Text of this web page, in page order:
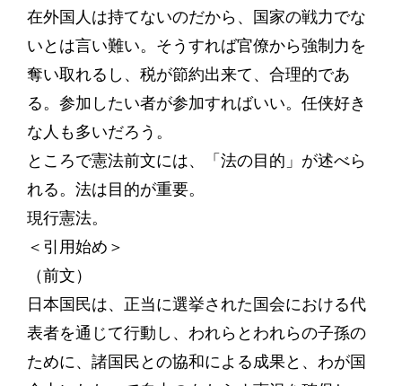
在外国人は持てないのだから、国家の戦力でな
いとは言い難い。そうすれば官僚から強制力を
奪い取れるし、税が節約出来て、合理的であ
る。参加したい者が参加すればいい。任侠好き
な人も多いだろう。
ところで憲法前文には、「法の目的」が述べら
れる。法は目的が重要。
現行憲法。
＜引用始め＞
（前文）
日本国民は、正当に選挙された国会における代
表者を通じて行動し、われらとわれらの子孫の
ために、諸国民との協和による成果と、わが国